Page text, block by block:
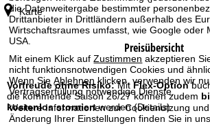
die Datenweitergabe bestimmter
Drittanbieter in Drittländern außerhalb des
Wirtschaftsraumes umfasst, wie Google oder
USA.
Mit einem Klick aufZustimmen akzeptieren
nicht funktionsnotwendigen Cookies und
Wenn SieAblehnen klicken, verwenden wir
Vertragserfüllung notwendige Dienste.
Weitere Informationen zur Cookienutzung
Änderung Ihrer Einstellungen finden Sie in
t
s
e
i
Karte
Preisübersicht
Vorfreude ohne Risiko:Mit Flex-Option
die kommende Saison 26/27 können zudem
kostenlos storniertwerden(Details)